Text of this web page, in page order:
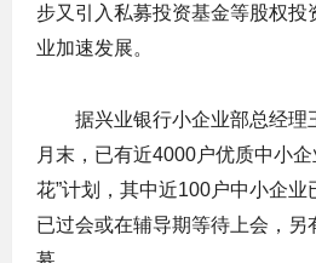
步又引入私募投资基金等股权投
业加速发展。
据兴业银行小企业部总经理
月末，已有近4000户优质中小
花”计划，其中近100户中小企业
已过会或在辅导期等待上会，另